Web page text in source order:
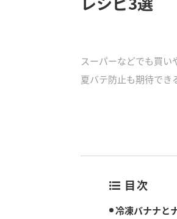
スーパーなどでも買
夏バテ防止も期待でき
目次
冷凍バナナと